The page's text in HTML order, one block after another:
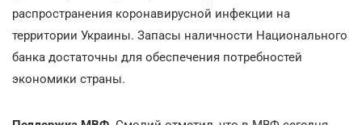
распространения коронавирусной инфекции на
территории Украины. Запасы наличности Национального
банка достаточны для обеспечения потребностей
экономики страны.